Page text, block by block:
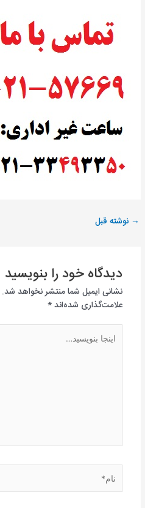
→ نوشته قبل
دیدگاه‌ خود را بنویسید
نشانی ایمیل شما منتشر نخواهد شد.
علامت‌گذاری شده‌اند*
بنویسید…